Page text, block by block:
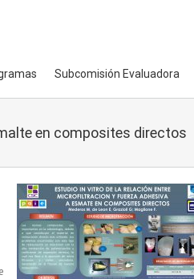
Subcomisión Evaluadora
en composites directos